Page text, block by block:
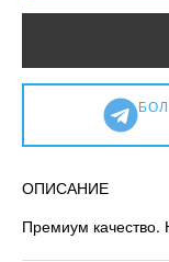
ОПИСАНИЕ
Премиум качество.